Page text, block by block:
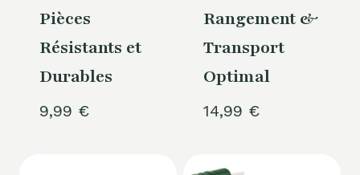
Pièces
Résistants et
Durables
9,99 €
Rangement &
Transport
Optimal
14,99 €